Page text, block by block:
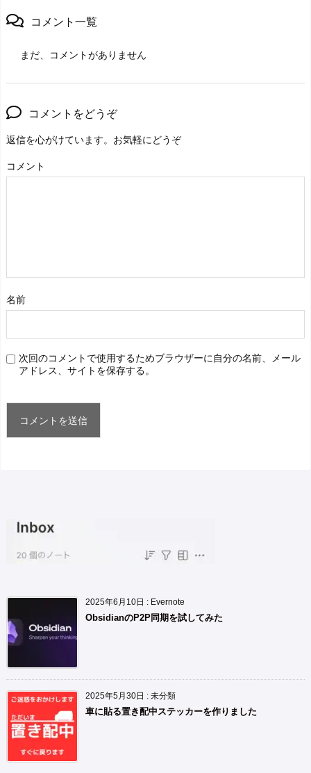
コメント一覧
まだ、コメントがありません
コメントをどうぞ
返信を心がけています。お気軽にどうぞ
コメント
名前
次回のコメントで使用するためブラウザーに自分の名前、メール
アドレス、サイトを保存する。
2025年6月10日 : Evernote
ObsidianのP2P同期を試してみた
2025年5月30日 : 未分類
車に貼る置き配中ステッカーを作りました